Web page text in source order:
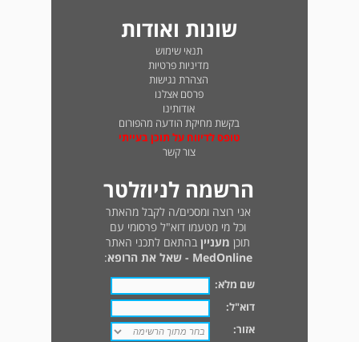
שונות ואודות
תנאי שימוש
מדיניות פרטיות
הצהרת נגישות
פרסם אצלנו
אודותינו
בקשת מחיקת הודעה מהפורום
טופס לדיווח על תוכן בעייתי
צור קשר
הרשמה לניוזלטר
אני רוצה ומסכים/ה לקבל מהאתר
וכל מי מטעמו דוא"ל פרסומי עם
תוכן מעניין בהתאם לתכני האתר
MedOnline - שאל את הרופא
:
שם מלא:
דוא"ל:
אזור: